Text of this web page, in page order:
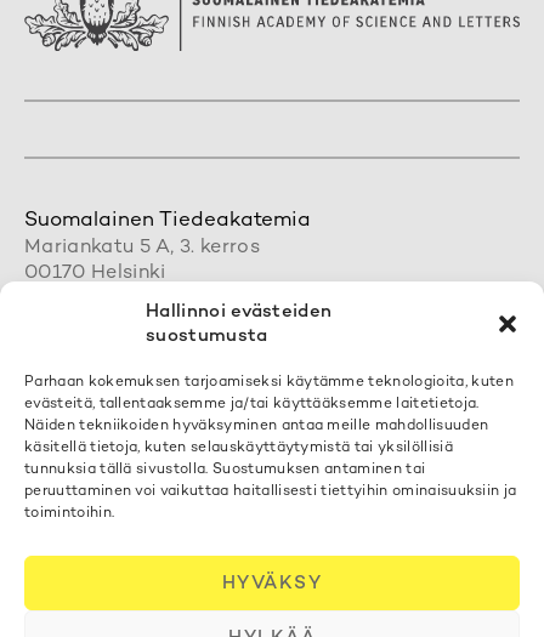
Hallinnoi evästeiden
suostumusta
Parhaan kokemuksen tarjoamiseksi käytämme teknologioita, kuten
evästeitä, tallentaaksemme ja/tai käyttääksemme laitetietoja.
Näiden tekniikoiden hyväksyminen antaa meille mahdollisuuden
käsitellä tietoja, kuten selauskäyttäytymistä tai yksilöllisiä
tunnuksia tällä sivustolla. Suostumuksen antaminen tai
peruuttaminen voi vaikuttaa haitallisesti tiettyihin ominaisuuksiin ja
toimintoihin.
HYVÄKSY
Suomalainen Tiedeakatemia
Mariankatu 5 A, 3. kerros
00170 Helsinki
+358 50 462 0890
acadsci@acadsci.fi
Henkilökunnan yhteystiedot
Löydät yhteystietomme täältä
Tilaa uutiskirjeemme
Voit liittyä postituslistallemme
Evästekäytäntö
Tietosuojaselosteet